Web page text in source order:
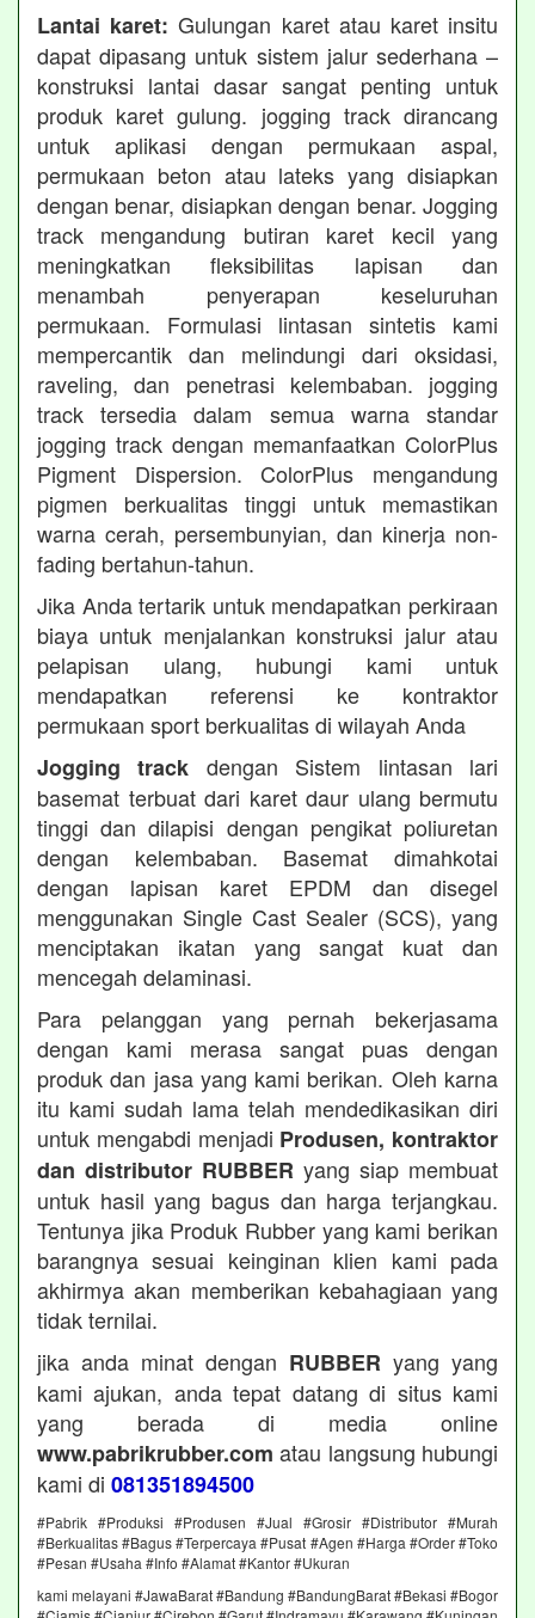
Lantai karet: Gulungan karet atau karet insitu
dapat dipasang untuk sistem jalur sederhana –
konstruksi lantai dasar sangat penting untuk
produk karet gulung. jogging track dirancang
untuk aplikasi dengan permukaan aspal,
permukaan beton atau lateks yang disiapkan
dengan benar, disiapkan dengan benar. Jogging
track mengandung butiran karet kecil yang
meningkatkan fleksibilitas lapisan dan
menambah penyerapan keseluruhan
permukaan. Formulasi lintasan sintetis kami
mempercantik dan melindungi dari oksidasi,
raveling, dan penetrasi kelembaban. jogging
track tersedia dalam semua warna standar
jogging track dengan memanfaatkan ColorPlus
Pigment Dispersion. ColorPlus mengandung
pigmen berkualitas tinggi untuk memastikan
warna cerah, persembunyian, dan kinerja non-
fading bertahun-tahun.
Jika Anda tertarik untuk mendapatkan perkiraan
biaya untuk menjalankan konstruksi jalur atau
pelapisan ulang, hubungi kami untuk
mendapatkan referensi ke kontraktor
permukaan sport berkualitas di wilayah Anda
Jogging track dengan Sistem lintasan lari
basemat terbuat dari karet daur ulang bermutu
tinggi dan dilapisi dengan pengikat poliuretan
dengan kelembaban. Basemat dimahkotai
dengan lapisan karet EPDM dan disegel
menggunakan Single Cast Sealer (SCS), yang
menciptakan ikatan yang sangat kuat dan
mencegah delaminasi.
Para pelanggan yang pernah bekerjasama
dengan kami merasa sangat puas dengan
produk dan jasa yang kami berikan. Oleh karna
itu kami sudah lama telah mendedikasikan diri
untuk mengabdi menjadi Produsen, kontraktor
dan distributor RUBBER yang siap membuat
untuk hasil yang bagus dan harga terjangkau.
Tentunya jika Produk Rubber yang kami berikan
barangnya sesuai keinginan klien kami pada
akhirmya akan memberikan kebahagiaan yang
tidak ternilai.
jika anda minat dengan RUBBER yang yang
kami ajukan, anda tepat datang di situs kami
yang berada di media online
www.pabrikrubber.com atau langsung hubungi
kami di 081351894500
#Pabrik #Produksi #Produsen #Jual #Grosir #Distributor #Murah
#Berkualitas #Bagus #Terpercaya #Pusat #Agen #Harga #Order #Toko
#Pesan #Usaha #Info #Alamat #Kantor #Ukuran
kami melayani #JawaBarat #Bandung #BandungBarat #Bekasi #Bogor